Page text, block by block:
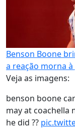
Benson Boone
a reação morna
Veja as imagens:
benson boone
may at
he did ??